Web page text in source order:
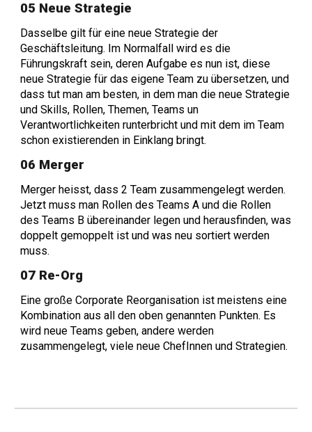
05 Neue Strategie
Dasselbe gilt für eine neue Strategie der
Geschäftsleitung. Im Normalfall wird es die
Führungskraft sein, deren Aufgabe es nun ist, diese
neue Strategie für das eigene Team zu übersetzen, und
dass tut man am besten, in dem man die neue Strategie
und Skills, Rollen, Themen, Teams un
Verantwortlichkeiten runterbricht und mit dem im Team
schon existierenden in Einklang bringt.
06 Merger
Merger heisst, dass 2 Team zusammengelegt werden.
Jetzt muss man Rollen des Teams A und die Rollen
des Teams B übereinander legen und herausfinden, was
doppelt gemoppelt ist und was neu sortiert werden
muss.
07 Re-Org
Eine große Corporate Reorganisation ist meistens eine
Kombination aus all den oben genannten Punkten. Es
wird neue Teams geben, andere werden
zusammengelegt, viele neue ChefInnen und Strategien.